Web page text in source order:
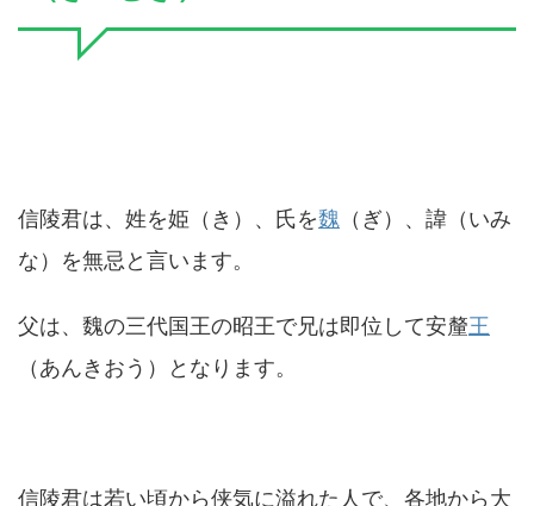
信陵君は、姓を姫（き）、氏を魏 （ぎ）、諱（いみ
な）を無忌と言います。
父は、魏の三代国王の昭王で兄は即位して安釐王
（あんきおう）となります。
信陵君は若い頃から侠気に溢れた人で、各地から大